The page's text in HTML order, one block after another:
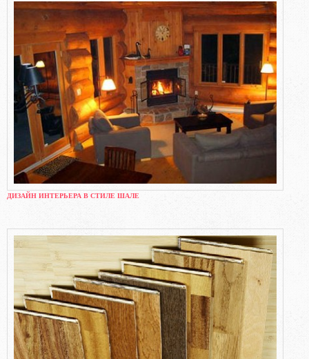
ДИЗАЙН ИНТЕРЬЕРА В СТИЛЕ ШАЛЕ